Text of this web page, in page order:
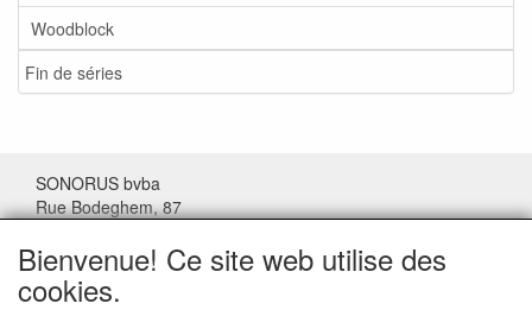
Woodblock
Fin de séries
SONORUS bvba
Rue Bodeghem, 87
Belgique
Bienvenue! Ce site web utilise des
cookies.